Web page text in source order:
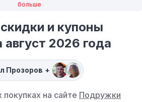
больше
и купоны
2026 года
Прозоров +
на сайте Подружки